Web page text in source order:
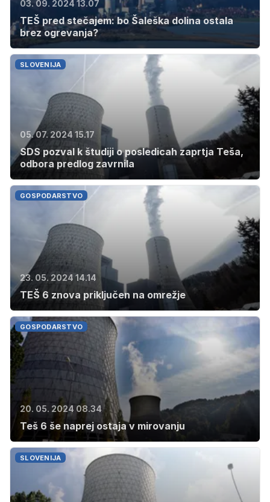
03. 09. 2024 13.07
TEŠ pred stečajem: bo Šaleška dolina ostala
brez ogrevanja?
SLOVENIJA
05. 07. 2024 15.17
SDS pozval k študiji o posledicah zaprtja Teša,
odbora predlog zavrnila
GOSPODARSTVO
23. 05. 2024 14.14
TEŠ 6 znova priključen na omrežje
GOSPODARSTVO
20. 05. 2024 08.34
Teš 6 še naprej ostaja v mirovanju
SLOVENIJA